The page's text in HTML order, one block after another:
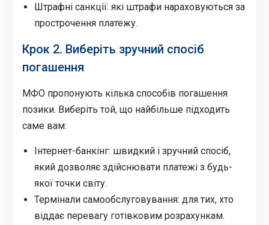
Штрафні санкції: які штрафи нараховуються за
прострочення платежу.
Крок 2. Виберіть зручний спосіб
погашення
МФО пропонують кілька способів погашення
позики. Виберіть той, що найбільше підходить
саме вам:
Інтернет-банкінг: швидкий і зручний спосіб,
який дозволяє здійснювати платежі з будь-
якої точки світу.
Термінали самообслуговування: для тих, хто
віддає перевагу готівковим розрахункам.